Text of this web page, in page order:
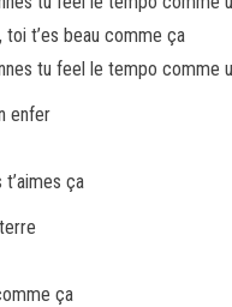
toi t’es beau comme ça
tu feel le tempo comme
enfer
ça
ça